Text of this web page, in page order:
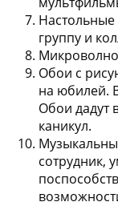
группу и
Обои с
на юбилей.
Обои дадут
каникул.
сотрудник,